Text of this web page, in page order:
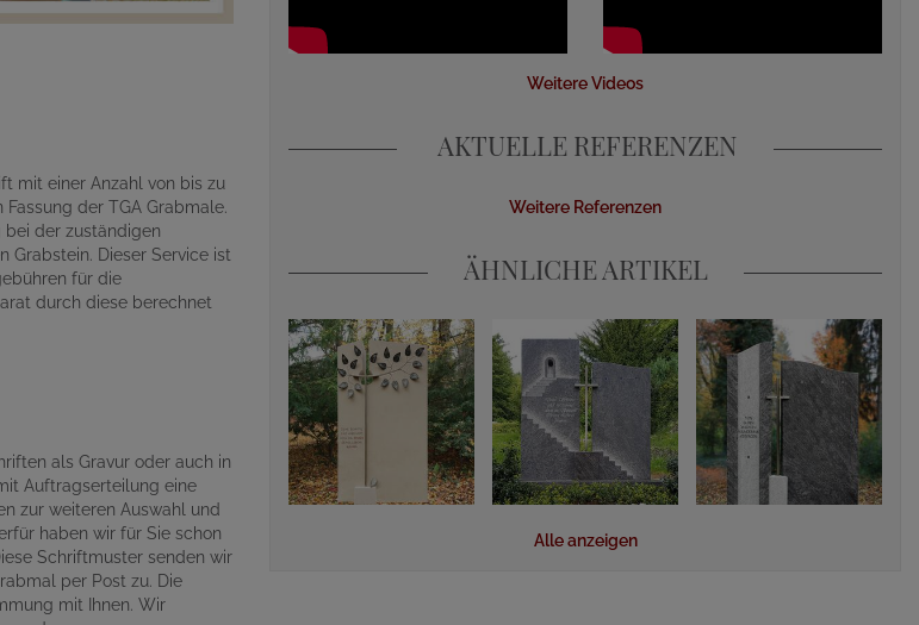
mit einer Anzahl von bis zu
der TGA Grabmale.
der zuständigen
Grabstein. Dieser Service ist
für die
durch diese berechnet
als Gravur oder auch in
Auftragserteilung eine
zur weiteren Auswahl und
haben wir für Sie schon
Schriftmuster senden wir
per Post zu. Die
mit Ihnen. Wir
Weitere Videos
AKTUELLE REFERENZEN
Weitere Referenzen
ÄHNLICHE ARTIKEL
Alle anzeigen